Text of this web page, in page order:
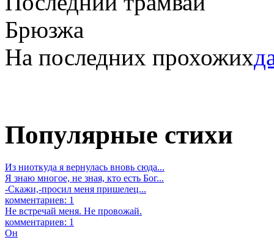
Брюзжа
На последних прохожих
Популярные стихи
Из ниоткуда я вернулась вновь сюда...
Я знаю многое, не зная, кто есть Бог...
-Скажи,-просил меня пришелец...
комментариев: 1
Не встречай меня. Не провожай.
комментариев: 1
Он